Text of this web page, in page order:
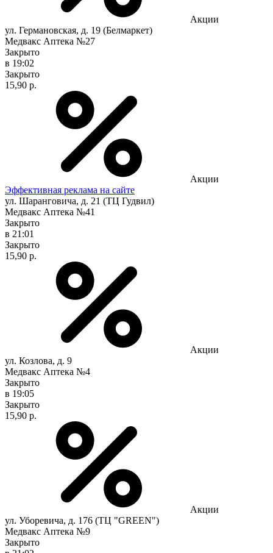
Акции
ул. Германовская, д. 19 (Белмаркет)
Медвакс Аптека №27
Закрыто
в 19:02
Закрыто
15,90 р.
Акции
Эффективная реклама на сайте
ул. Шаранговича, д. 21 (ТЦ Гудвил)
Медвакс Аптека №41
Закрыто
в 21:01
Закрыто
15,90 р.
Акции
ул. Козлова, д. 9
Медвакс Аптека №4
Закрыто
в 19:05
Закрыто
15,90 р.
Акции
ул. Уборевича, д. 176 (ТЦ "GREEN")
Медвакс Аптека №9
Закрыто